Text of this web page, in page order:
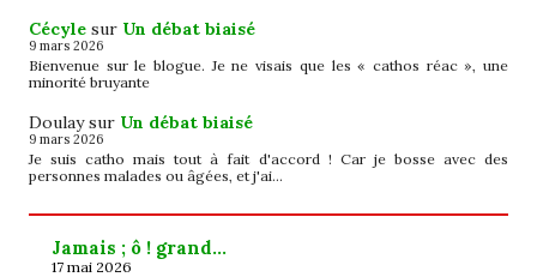
Cécyle sur Un débat biaisé
9 mars 2026
Bienvenue sur le blogue. Je ne visais que les « cathos réac », une
minorité bruyante
Doulaysur Un débat biaisé
9 mars 2026
Je suis catho mais tout à fait d'accord ! Car je bosse avec des
personnes malades ou âgées, et j'ai…
Jamais ; ô ! grand…
17 mai 2026